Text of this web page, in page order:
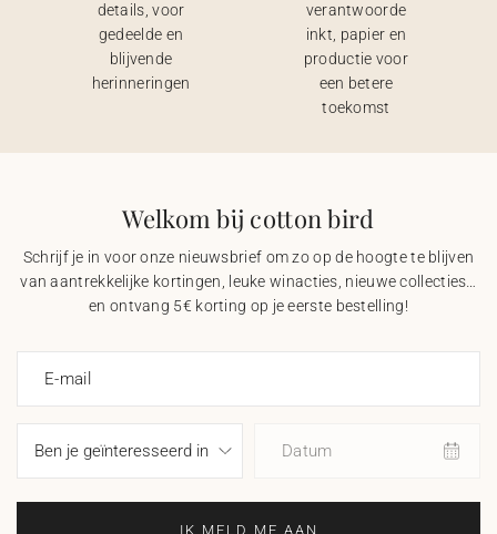
details, voor
gedeelde en
blijvende
herinneringen
verantwoorde
inkt, papier en
productie voor
een betere
toekomst
Welkom bij cotton bird
Schrijf je in voor onze nieuwsbrief om zo op de hoogte te blijven
van aantrekkelijke kortingen, leuke winacties, nieuwe collecties…
en ontvang 5€ korting op je eerste bestelling!
E-mail
Datum
IK MELD ME AAN